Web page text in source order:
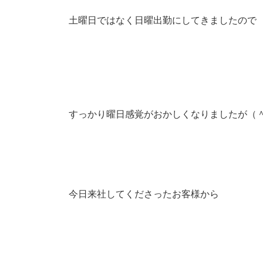
土曜日ではなく日曜出勤にしてきましたので
すっかり曜日感覚がおかしくなりましたが（
今日来社してくださったお客様から